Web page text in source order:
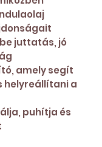
juttatás, jó
amely segít
helyreállítani a
puhítja és